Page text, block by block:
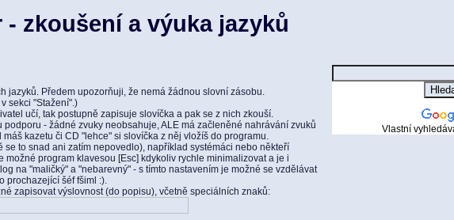
- zkoušení a výuka jazyků
jazyků. Předem upozorňuji, že nemá žádnou slovní zásobu.
sekci "Stažení".)
učí, tak postupně zapisuje slovíčka a pak se z nich zkouší.
podporu - žádné zvuky neobsahuje, ALE má začleněné nahrávání zvuků
kazetu či CD "lehce" si slovíčka z něj vložíš do programu.
se to snad ani zatím nepovedlo), například systémáci nebo někteří
možné program klavesou [Esc] kdykoliv rychle minimalizovat a je i
na "maličký" a "nebarevný" - s tímto nastavením je možné se vzdělávat
prochazející šéf fšiml :).
zapisovat výslovnost (do popisu), včetně speciálních znaků:
Vlastní